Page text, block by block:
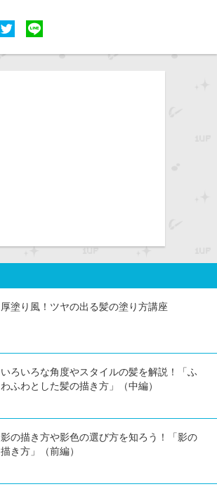
厚塗り風！ツヤの出る髪の塗り方講座
いろいろな角度やスタイルの髪を解説！「ふ
わふわとした髪の描き方」（中編）
影の描き方や影色の選び方を知ろう！「影の
描き方」（前編）